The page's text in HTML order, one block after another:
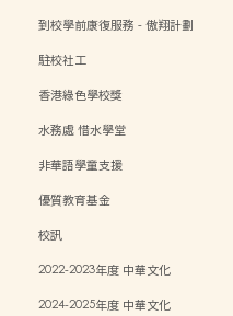
到校學前康復服務 - 傲翔計劃
駐校社工
香港綠色學校獎
水務處 惜水學堂
非華語學童支援
優質教育基金
校訊
2022-2023年度 中華文化
2024-2025年度 中華文化